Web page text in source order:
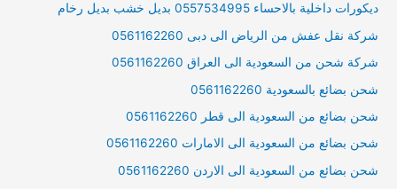
ديكورات داخلية بالاحساء 0557534995 بديل خشب بديل رخام
شركة نقل عفش من الرياض الى دبى 0561162260
شركة شحن من السعودية الى العراق 0561162260
شحن بضائع بالسعودية 0561162260
شحن بضائع من السعودية الى قطر 0561162260
شحن بضائع من السعودية الى الامارات 0561162260
شحن بضائع من السعودية الى الاردن 0561162260